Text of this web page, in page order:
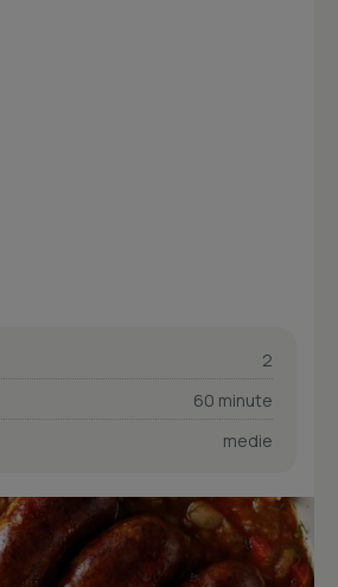
2
60 minute
medie